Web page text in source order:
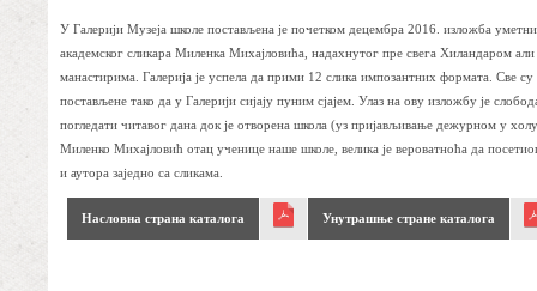
У Галерији Музеја школе постављена је почетком децембра 2016. изложба
академског сликара Миленка Михајловића, надахнутог пре свега Хиландаром
манастирима. Галерија је успела да прими 12 слика импозантних формата. Све
постављене тако да у Галерији сијају пуним сјајем. Улаз на ову изложбу је
погледати читавог дана док је отворена школа (уз пријављивање дежурном у
Миленко Михајловић отац ученице наше школе, велика је вероватноћа да
и аутора заједно са сликама.
Насловна страна каталога Унутрашње стране каталога